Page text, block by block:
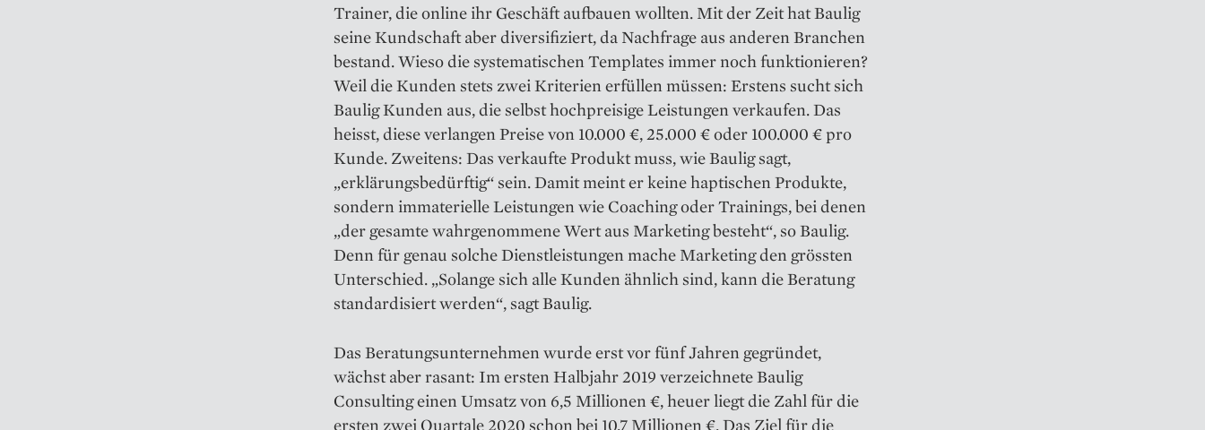
Trainer, die online ihr Geschäft aufbauen wollten. Mit der Zeit hat Baulig
seine Kundschaft aber diversifiziert, da Nachfrage aus anderen Branchen
bestand. Wieso die systematischen Templates immer noch funktionieren?
Weil die Kunden stets zwei Kriterien erfüllen müssen: Erstens sucht sich
Baulig Kunden aus, die selbst hochpreisige Leistungen verkaufen. Das
heisst, diese verlangen Preise von 10.000 €, 25.000 € oder 100.000 € pro
Kunde. Zweitens: Das verkaufte Produkt muss, wie Baulig sagt,
„erklärungsbedürftig“ sein. Damit meint er keine haptischen Produkte,
sondern immaterielle Leistungen wie Coaching oder Trainings, bei denen
„der gesamte wahrgenommene Wert aus Marketing besteht“, so Baulig.
Denn für genau solche Dienstleistungen mache Marketing den grössten
Unterschied. „Solange sich alle Kunden ähnlich sind, kann die Beratung
standar­disiert werden“, sagt Baulig.
Das Beratungsunternehmen wurde erst vor fünf Jahren gegründet,
wächst aber rasant: Im ersten Halbjahr 2019 verzeichnete Baulig
Consulting einen Umsatz von 6,5 Millionen €, heuer liegt die Zahl für die
ersten zwei Quartale 2020 schon bei 10,7 Millionen €. Das Ziel für die